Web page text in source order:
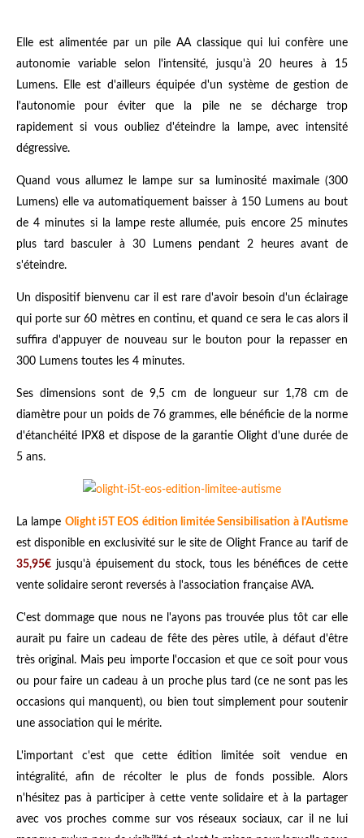
Elle est alimentée par un pile AA classique qui lui confère une
autonomie variable selon l'intensité, jusqu'à 20 heures à 15
Lumens. Elle est d'ailleurs équipée d'un système de gestion de
l'autonomie pour éviter que la pile ne se décharge trop
rapidement si vous oubliez d'éteindre la lampe, avec intensité
dégressive.
Quand vous allumez le lampe sur sa luminosité maximale (300
Lumens) elle va automatiquement baisser à 150 Lumens au bout
de 4 minutes si la lampe reste allumée, puis encore 25 minutes
plus tard basculer à 30 Lumens pendant 2 heures avant de
s'éteindre.
Un dispositif bienvenu car il est rare d'avoir besoin d'un éclairage
qui porte sur 60 mètres en continu, et quand ce sera le cas alors il
suffira d'appuyer de nouveau sur le bouton pour la repasser en
300 Lumens toutes les 4 minutes.
Ses dimensions sont de 9,5 cm de longueur sur 1,78 cm de
diamètre pour un poids de 76 grammes, elle bénéficie de la norme
d'étanchéité IPX8 et dispose de la garantie Olight d'une durée de
5 ans.
La lampe Olight i5T EOS édition limitée Sensibilisation à l'Autisme
est disponible en exclusivité sur le site de Olight France au tarif de
35,95€ jusqu'à épuisement du stock, tous les bénéfices de cette
vente solidaire seront reversés à l'association française AVA.
C'est dommage que nous ne l'ayons pas trouvée plus tôt car elle
aurait pu faire un cadeau de fête des pères utile, à défaut d'être
très original. Mais peu importe l'occasion et que ce soit pour vous
ou pour faire un cadeau à un proche plus tard (ce ne sont pas les
occasions qui manquent), ou bien tout simplement pour soutenir
une association qui le mérite.
L'important c'est que cette édition limitée soit vendue en
intégralité, afin de récolter le plus de fonds possible. Alors
n'hésitez pas à participer à cette vente solidaire et à la partager
avec vos proches comme sur vos réseaux sociaux, car il ne lui